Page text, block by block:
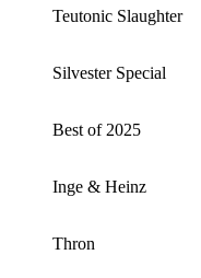
Teutonic Slaughter
Silvester Special
Best of 2025
Inge & Heinz
Thron